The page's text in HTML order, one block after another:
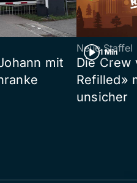
mit
1 Min
Neue Staffel
Die Crew
Refilled»
unsicher